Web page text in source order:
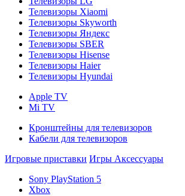
Телевизоры Xiaomi
Телевизоры Skyworth
Телевизоры Яндекс
Телевизоры SBER
Телевизоры Hisense
Телевизоры Haier
Телевизоры Hyundai
Apple TV
Mi TV
Кронштейны для телевизоров
Кабели для телевизоров
Игровые приставки Игры Аксессуары
Sony PlayStation 5
Xbox